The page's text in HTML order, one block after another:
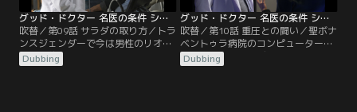
グッド・ドクター 名医の条件 シーズン4 第09話／吹替
吹替／第09話 サラダの取り方／トラ
ンスジェンダーで今は男性のリオ
は、婚約者のイーライと挙式の準備
を進めているが、2週間で下垂体腫
Dubbing
グッド・ドクター 名医の条件 シーズン4 第10話／吹替
吹替／第10話 重圧との闘い／聖ボナ
ベントゥラ病院のコンピューターが
ハッキングされてデータにアクセス
できなくなる。犯人から200万ドル
Dubbing